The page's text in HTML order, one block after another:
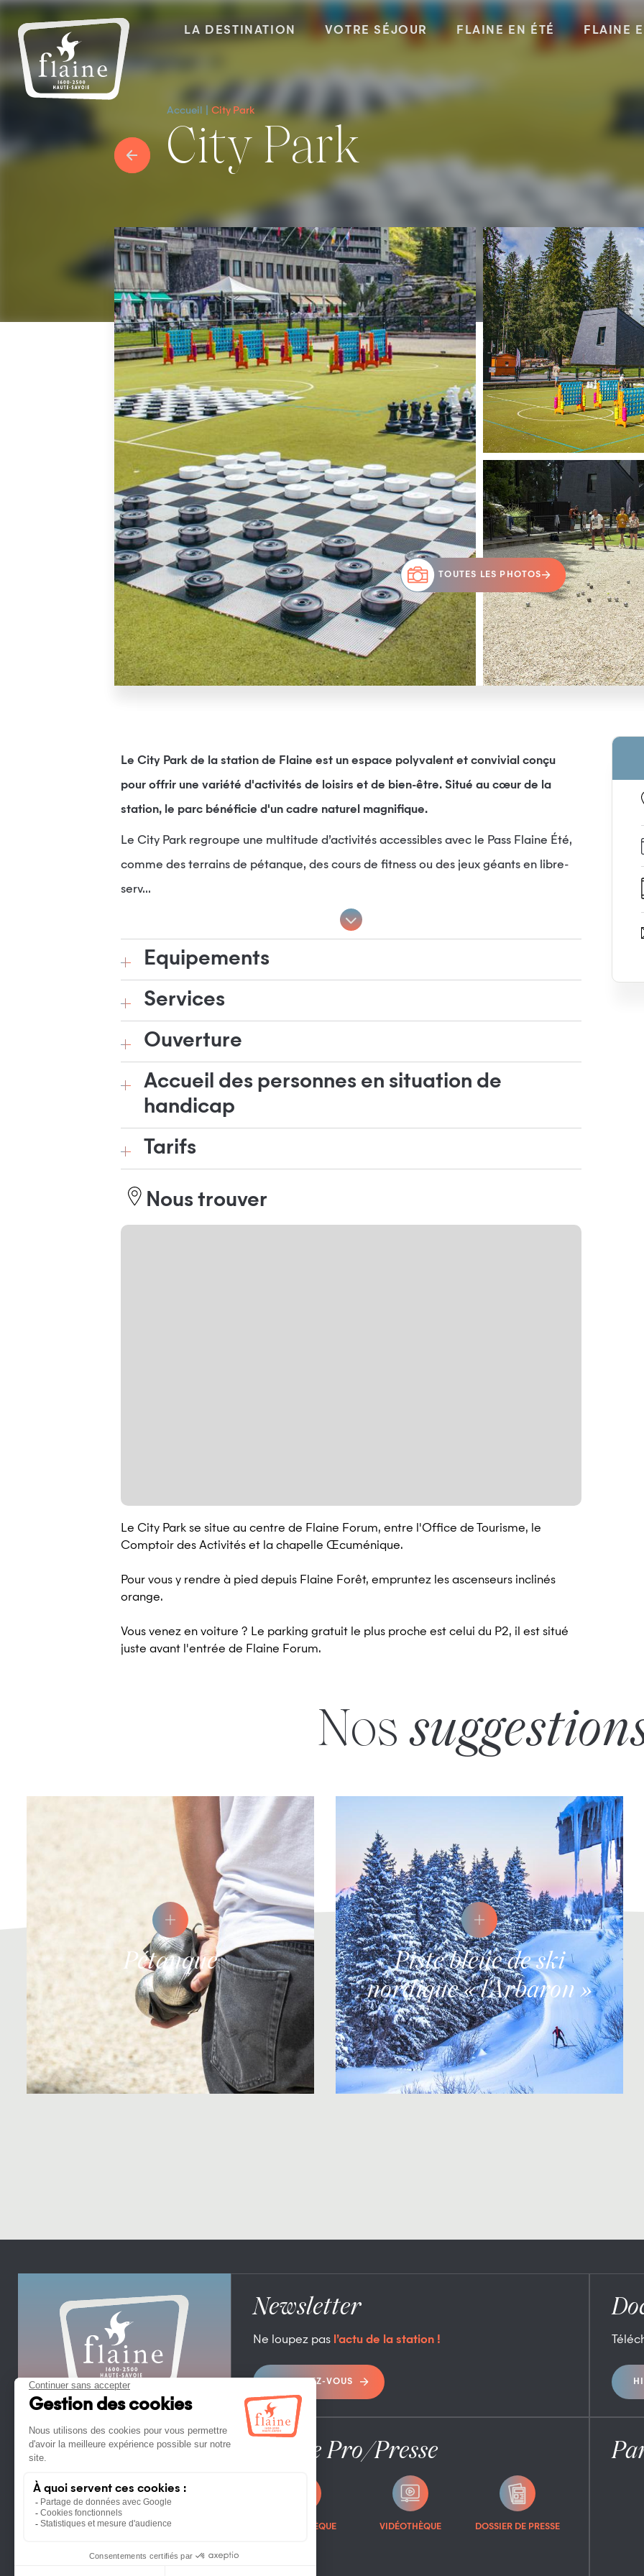
LA DESTINATION VOTRE SÉJOUR FLAINE EN ÉTÉ FLAINE
Accueil City Park
City Park
TOUTES LES PHOTOS
Le City Park de la station de Flaine est un espace polyvalent et convivial conçu
pour offrir une variété d'activités de loisirs et de bien-être. Situé au cœur de la
station, le parc bénéficie d'un cadre naturel magnifique.
Le City Park regroupe une multitude d’activités accessibles avec le Pass Flaine Été,
comme des terrains de pétanque, des cours de fitness ou des jeux géants en libre-
serv...
Equipements
Services
Ouverture
Accueil des personnes en situation de
handicap
Tarifs
Nous trouver
Le City Park se situe au centre de Flaine Forum, entre l'Office de Tourisme, le
Comptoir des Activités et la chapelle Œcuménique.
Pour vous y rendre à pied depuis Flaine Forêt, empruntez les ascenseurs inclinés
orange.
Vous venez en voiture ? Le parking gratuit le plus proche est celui du P2, il est situé
juste avant l'entrée de Flaine Forum.
Nos
Pétanque
Piste bleue de ski
nordique « l'Arbaron »
OFFICE DE TOURISME DE FLAINE
TÉL. +33 (0)4 50 90 80 01
Newsletter
Ne loupez pas l’actu de la station !
ABONNEZ-VOUS
Espace Pro/Presse
PHOTOTHÈQUE VIDÉOTHÈQUE DOSSIER DE PRESSE